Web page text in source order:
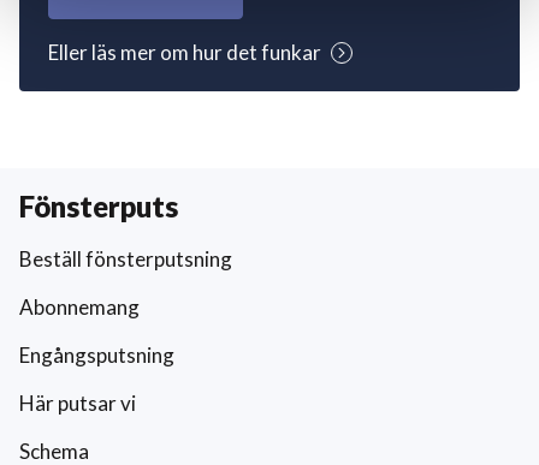
Eller läs mer om hur det funkar
Fönsterputs
Beställ fönsterputsning
Abonnemang
Engångsputsning
Här putsar vi
Schema